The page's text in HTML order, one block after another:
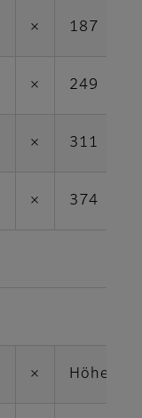
× 187
× 249
× 311
× 374
× Höhe